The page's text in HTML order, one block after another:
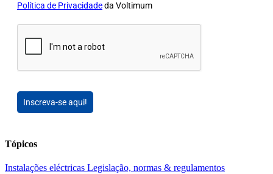
Política de Privacidadeda Voltimum
Inscreva-se aqui!
Tópicos
Instalações eléctricas Legislação, normas & regulamentos